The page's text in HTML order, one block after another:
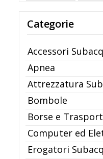
Categorie
Accessori
Apnea
Attrezzatura
Bombole
Borse e
Computer ed
Erogatori